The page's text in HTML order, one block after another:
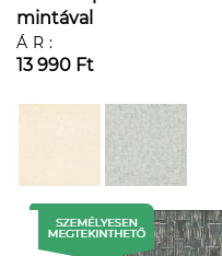
mintával
ÁR:
13 990 Ft